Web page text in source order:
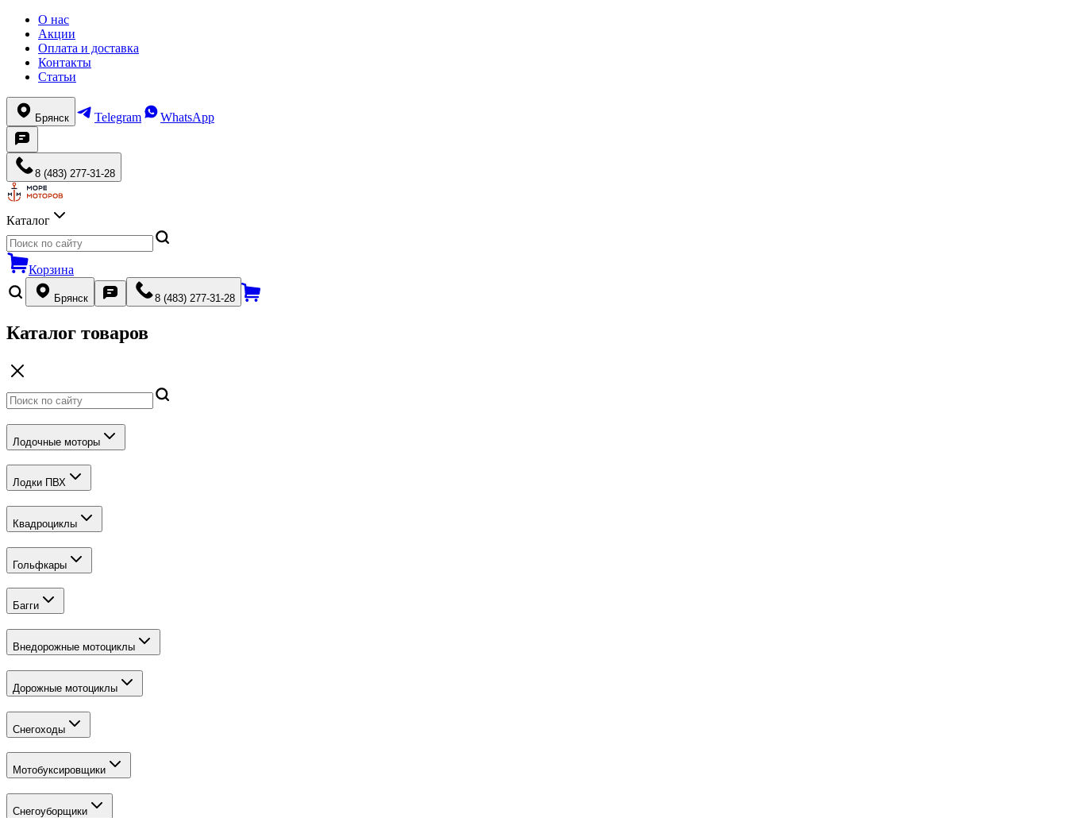
О нас
Акции
Оплата и доставка
Контакты
Статьи
Брянск Telegram WhatsApp
8 (483) 277-31-28
Каталог
Корзина
Брянск 8 (483) 277-31-28
Каталог товаров
Лодочные моторы
Лодки ПВХ
Квадроциклы
Гольфкары
Багги
Внедорожные мотоциклы
Дорожные мотоциклы
Снегоходы
Мотобуксировщики
Снегоуборщики